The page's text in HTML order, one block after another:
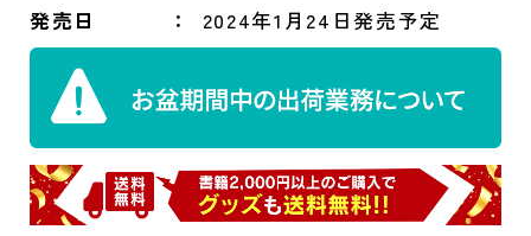
発売日 2024年1月24日発売予定